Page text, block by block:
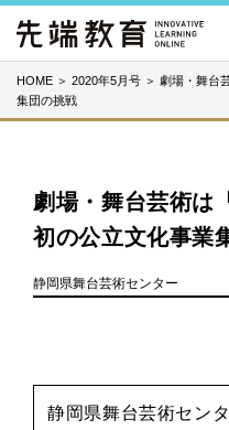
HOME ＞ 2020年5月号 ＞ 劇場・舞台
集団の挑戦
劇場・舞台芸術
初の公立文化事業
静岡県舞台芸術センター
静岡県舞台芸術セン